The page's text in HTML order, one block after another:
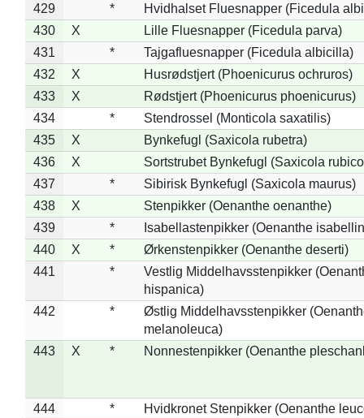
429
*
Hvidhalset Fluesnapper (Ficedula
430
X
Lille Fluesnapper (Ficedula parva)
431
*
Tajgafluesnapper (Ficedula albicilla)
432
X
Husrødstjert (Phoenicurus ochruros)
433
X
Rødstjert (Phoenicurus phoenicurus)
434
*
Stendrossel (Monticola saxatilis)
435
X
Bynkefugl (Saxicola rubetra)
436
X
Sortstrubet Bynkefugl (Saxicola
437
*
Sibirisk Bynkefugl (Saxicola maurus)
438
X
Stenpikker (Oenanthe oenanthe)
439
*
Isabellastenpikker (Oenanthe
440
X *
Ørkenstenpikker (Oenanthe deserti)
441
*
Vestlig Middelhavsstenpikker
hispanica)
442
*
Østlig Middelhavsstenpikker
melanoleuca)
443
X * Nonnestenpikker (Oenanthe
444 *
Hvidkronet Stenpikker (Oenanthe